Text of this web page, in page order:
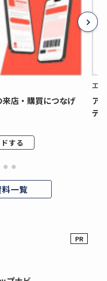
店・購買につなげ
する
エ
ア
デ
一覧